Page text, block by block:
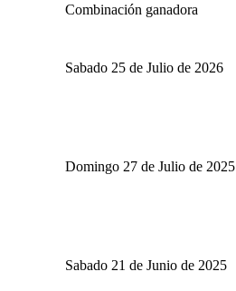
Combinación ganadora
Sabado 25 de Julio de 2026
Domingo 27 de Julio de 2025
Sabado 21 de Junio de 2025